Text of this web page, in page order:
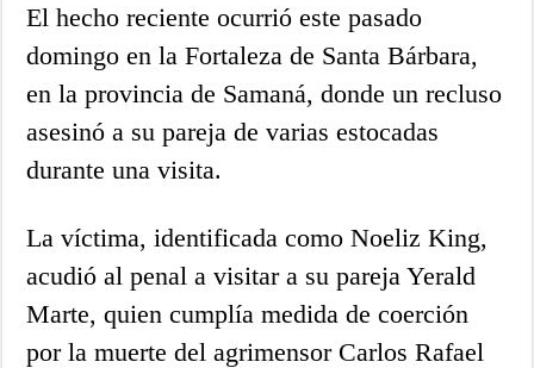
El hecho reciente ocurrió este pasado
domingo en la Fortaleza de Santa Bárbara,
en la provincia de Samaná, donde un recluso
asesinó a su pareja de varias estocadas
durante una visita.
La víctima, identificada como Noeliz King,
acudió al penal a visitar a su pareja Yerald
Marte, quien cumplía medida de coerción
por la muerte del agrimensor Carlos Rafael